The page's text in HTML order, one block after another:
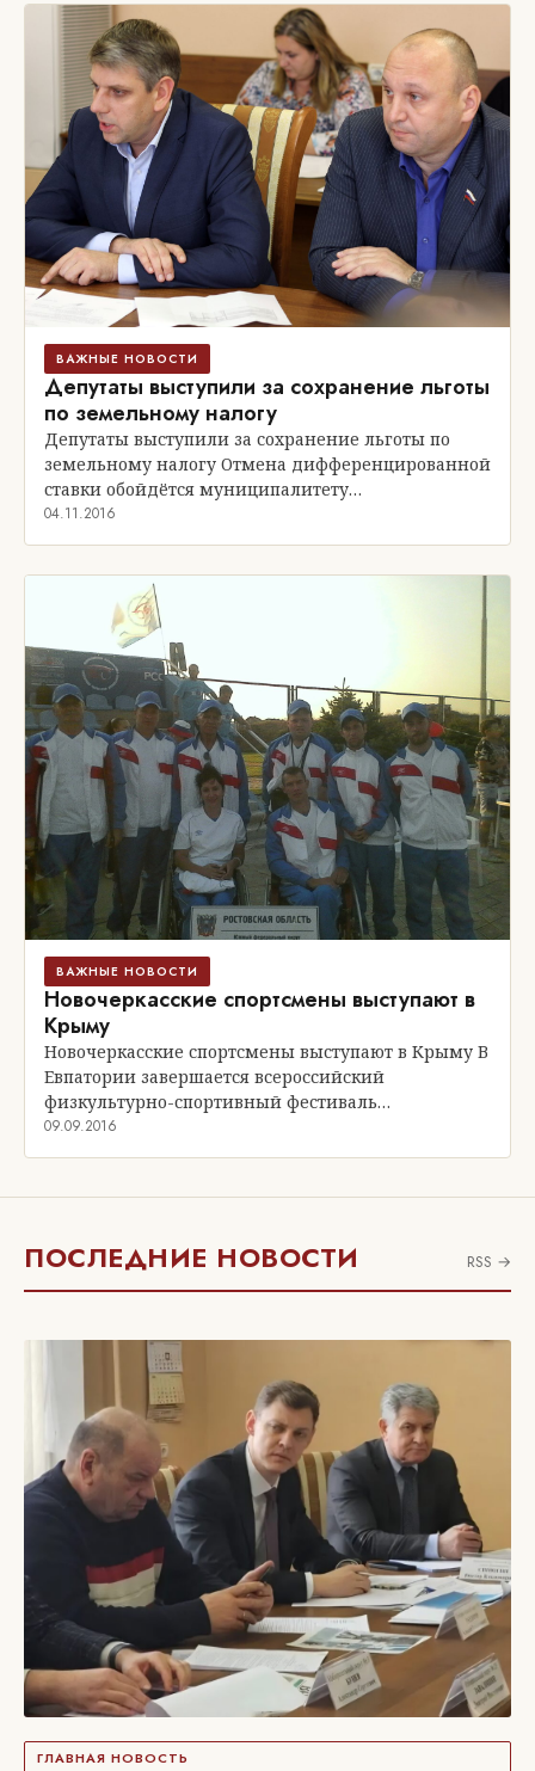
ВАЖНЫЕ НОВОСТИ
Депутаты выступили за сохранение льготы
по земельному налогу
Депутаты выступили за сохранение льготы по
земельному налогу Отмена дифференцированной
ставки обойдётся муниципалитету…
04.11.2016
ВАЖНЫЕ НОВОСТИ
Новочеркасские спортсмены выступают в
Крыму
Новочеркасские спортсмены выступают в Крыму В
Евпатории завершается всероссийский
физкультурно-спортивный фестиваль…
09.09.2016
ПОСЛЕДНИЕ НОВОСТИ RSS →
ГЛАВНАЯ НОВОСТЬ